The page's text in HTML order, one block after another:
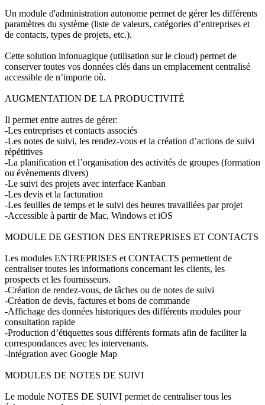
Un module d'administration autonome permet de gérer les différents
paramètres du système (liste de valeurs, catégories d’entreprises et
de contacts, types de projets, etc.).
Cette solution infonuagique (utilisation sur le cloud) permet de
conserver toutes vos données clés dans un emplacement centralisé
accessible de n’importe où.
AUGMENTATION DE LA PRODUCTIVITÉ
Il permet entre autres de gérer:
-Les entreprises et contacts associés
-Les notes de suivi, les rendez-vous et la création d’actions de suivi
répétitives
-La planification et l’organisation des activités de groupes (formation
ou évènements divers)
-Le suivi des projets avec interface Kanban
-Les devis et la facturation
-Les feuilles de temps et le suivi des heures travaillées par projet
-Accessible à partir de Mac, Windows et iOS
MODULE DE GESTION DES ENTREPRISES ET CONTACTS
Les modules ENTREPRISES et CONTACTS permettent de
centraliser toutes les informations concernant les clients, les
prospects et les fournisseurs.
-Création de rendez-vous, de tâches ou de notes de suivi
-Création de devis, factures et bons de commande
-Affichage des données historiques des différents modules pour
consultation rapide
-Production d’étiquettes sous différents formats afin de faciliter la
correspondances avec les intervenants.
-Intégration avec Google Map
MODULES DE NOTES DE SUIVI
Le module NOTES DE SUIVI permet de centraliser tous les